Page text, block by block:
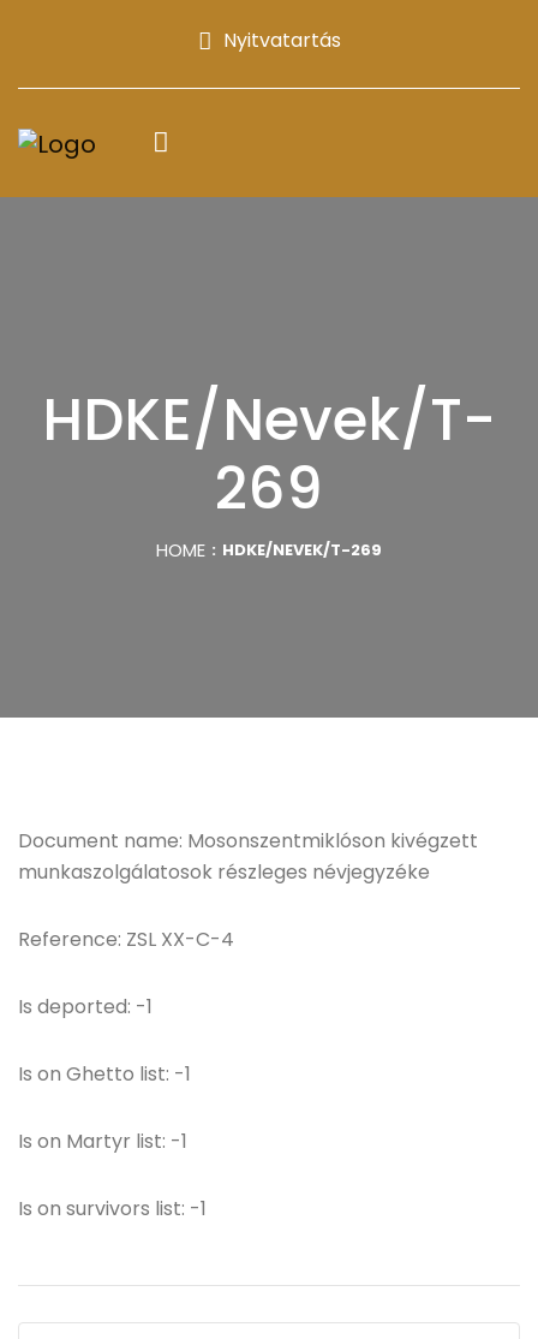
Nyitvatartás
HDKE/Nevek/T-
269
HOME HDKE/NEVEK/T-269
Document name: Mosonszentmiklóson kivégzett
munkaszolgálatosok részleges névjegyzéke
Reference: ZSL XX-C-4
Is deported: -1
Is on Ghetto list: -1
Is on Martyr list: -1
Is on survivors list: -1